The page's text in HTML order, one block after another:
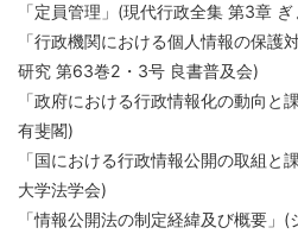
「定員管理」(現代行政全集 第3章
「行政機関における個人情報の保護
研究 第63巻2・3号 良書普及会)
「政府における行政情報化の動向と
有斐閣)
「国における行政情報公開の取組と
大学法学会)
「情報公開法の制定経緯及び概要」